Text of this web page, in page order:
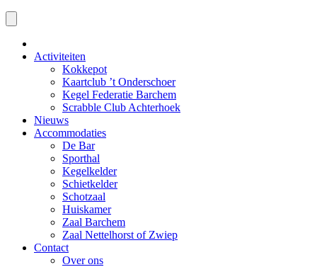
Activiteiten
Kokkepot
Kaartclub ’t Onderschoer
Kegel Federatie Barchem
Scrabble Club Achterhoek
Nieuws
Accommodaties
De Bar
Sporthal
Kegelkelder
Schietkelder
Schotzaal
Huiskamer
Zaal Barchem
Zaal Nettelhorst of Zwiep
Contact
Over ons